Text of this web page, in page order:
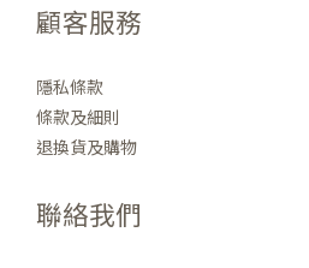
顧客服務
隱私條款
條款及細則
退換貨及購物
聯絡我們